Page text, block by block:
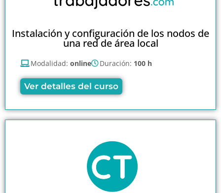
Instalación y configuración de los nodos de
una red de área local
Modalidad: online Duración: 100 h
Ver detalles del curso